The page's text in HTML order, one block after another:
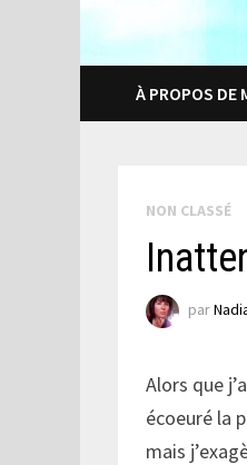
À PROPOS DE
NON CLASSÉ
par
Alors que
écoeuré la
mais